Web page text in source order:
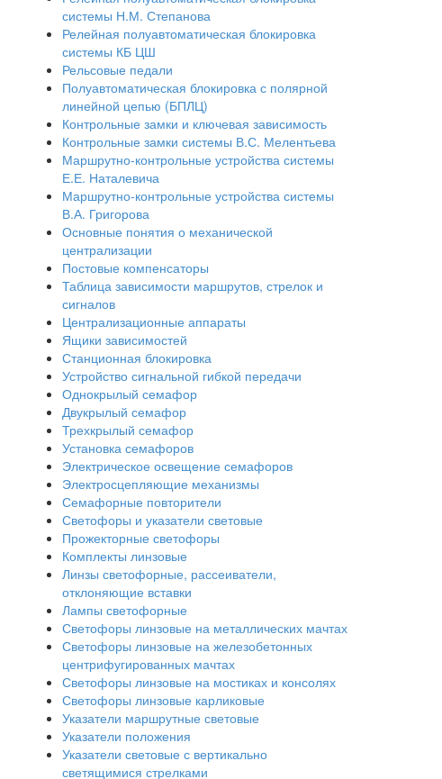
системы Н.М. Степанова
Релейная полуавтоматическая блокировка
системы КБ ЦШ
Рельсовые педали
Полуавтоматическая блокировка с полярной
линейной цепью (БПЛЦ)
Контрольные замки и ключевая зависимость
Контрольные замки системы В.С. Мелентьева
Маршрутно-контрольные устройства системы
Е.Е. Наталевича
Маршрутно-контрольные устройства системы
В.А. Григорова
Основные понятия о механической
централизации
Постовые компенсаторы
Таблица зависимости маршрутов, стрелок и
сигналов
Централизационные аппараты
Ящики зависимостей
Станционная блокировка
Устройство сигнальной гибкой передачи
Однокрылый семафор
Двукрылый семафор
Трехкрылый семафор
Установка семафоров
Электрическое освещение семафоров
Электросцепляющие механизмы
Семафорные повторители
Светофоры и указатели световые
Прожекторные светофоры
Комплекты линзовые
Линзы светофорные, рассеиватели,
отклоняющие вставки
Лампы светофорные
Светофоры линзовые на металлических мачтах
Светофоры линзовые на железобетонных
центрифугированных мачтах
Светофоры линзовые на мостиках и консолях
Светофоры линзовые карликовые
Указатели маршрутные световые
Указатели положения
Указатели световые с вертикально
светящимися стрелками